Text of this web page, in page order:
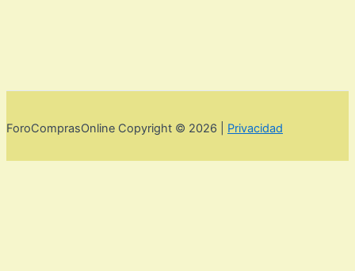
ForoComprasOnline Copyright © 2026 | Privacidad